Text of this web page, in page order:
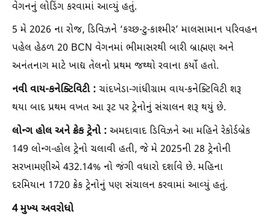
વેગનનું લોડિંગ કરવામાં આવ્યું હતું.
5 મે 2026 ના રોજ, ડિવિઝને ‘કચ્છ-ટુ-કાશ્મીર’ માલસામાન પરિવહન
પહેલ હેઠળ 20 BCN વેગનમાં ભીમાસરથી બારી બ્રાહ્મણ અને
અનંતનાગ માટે ખાદ્ય તેલનો પ્રથમ જથ્થો રવાના કર્યો હતો.
નવી વાય-કનેક્ટિવિટી : ચાંદખેડા-ગાંધીગ્રામ વાય-કનેક્ટિવિટી શરૂ
થયા બાદ પ્રથમ વખત આ રૂટ પર ટ્રેનોનું સંચાલન શરૂ થયું છે.
લોન્ગ હોલ અને ક્રેક ટ્રેનો : અમદાવાદ ડિવિઝને આ મહિને રેકોર્ડબ્રેક
149 લોન્ગ-હોલ ટ્રેનો ચલાવી હતી, જે મે 2025ની 28 ટ્રેનોની
સરખામણીએ 432.14% નો જંગી વધારો દર્શાવે છે. મહિના
દરમિયાન 1720 ક્રેક ટ્રેનોનું પણ સંચાલન કરવામાં આવ્યું હતું.
4 મુખ્ય અવરોધો